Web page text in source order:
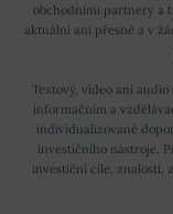
obchodními partnery a
aktuální ani přesné a v
Textový, video ani
informačním a
individualizované
investičního nástroje.
investiční cíle, znalosti,